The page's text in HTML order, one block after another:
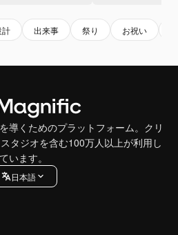
計 出来事 祭り お祝い
導くためのプラットフォーム。クリ
タジオを含む100万人以上が利用し
ています。
日本語